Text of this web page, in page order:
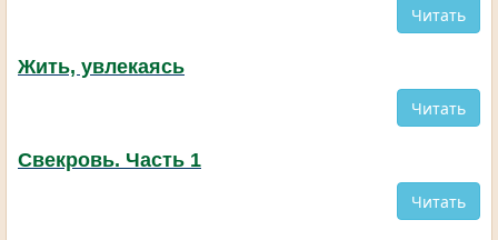
Читать
Жить, увлекаясь
Читать
Свекровь. Часть 1
Читать